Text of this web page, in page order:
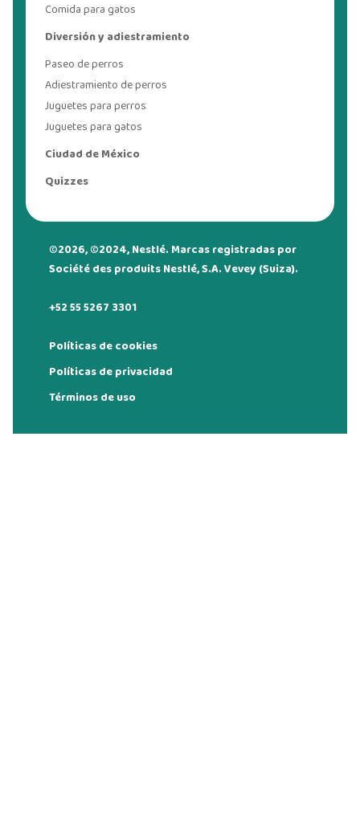
Comida para gatos
Diversión y adiestramiento
Paseo de perros
Adiestramiento de perros
Juguetes para perros
Juguetes para gatos
Ciudad de México
Quizzes
©2026, ©2024, Nestlé. Marcas registradas por
Société des produits Nestlé, S.A. Vevey (Suiza).
+52 55 5267 3301
Políticas de cookies
Políticas de privacidad
Términos de uso